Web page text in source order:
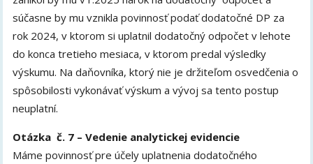
súčasne by mu vznikla povinnosť podať dodatočné DP za
rok 2024, v ktorom si uplatnil dodatočný odpočet v lehote
do konca tretieho mesiaca, v ktorom predal výsledky
výskumu. Na daňovníka, ktorý nie je držiteľom osvedčenia o
spôsobilosti vykonávať výskum a vývoj sa tento postup
neuplatní.
Otázka č. 7 – Vedenie analytickej evidencie
Máme povinnosť pre účely uplatnenia dodatočného